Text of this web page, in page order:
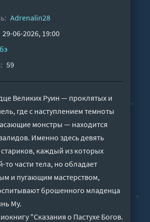
Adrenalin28
29-06-2026, 19:00
59
Великих Руин — проклятых и
где с наступлением темноты
монстры — находится
Именно здесь девять
каждый из которых
то части тела, но обладает
и пугающим мастерством,
брошенного младенца
Му.
"Сказания о Пастухе Богов.